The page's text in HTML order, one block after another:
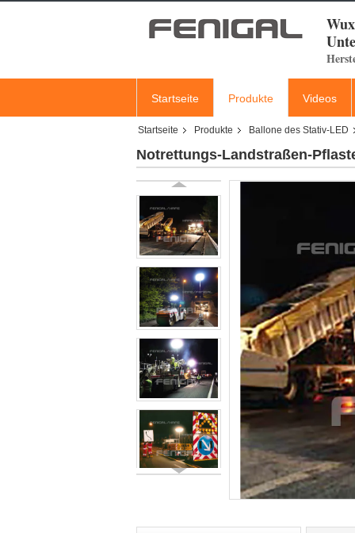
Startseite Produkte Videos
Startseite Produkte Ballone des Stativ-LED
Notrettungs-Landstraßen-